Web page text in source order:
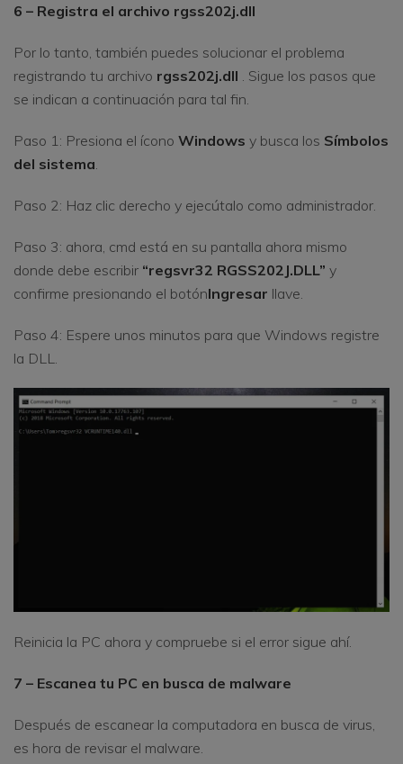
6 – Registra el archivo rgss202j.dll
Por lo tanto, también puedes solucionar el problema
registrando tu archivo rgss202j.dll . Sigue los pasos que
se indican a continuación para tal fin.
Paso 1: Presiona el ícono Windows y busca los Símbolos
del sistema.
Paso 2: Haz clic derecho y ejecútalo como administrador.
Paso 3: ahora, cmd está en su pantalla ahora mismo
donde debe escribir “regsvr32 RGSS202J.DLL” y
confirme presionando el botónIngresar llave.
Paso 4: Espere unos minutos para que Windows registre
la DLL.
Reinicia la PC ahora y compruebe si el error sigue ahí.
7 – Escanea tu PC en busca de malware
Después de escanear la computadora en busca de virus,
es hora de revisar el malware.